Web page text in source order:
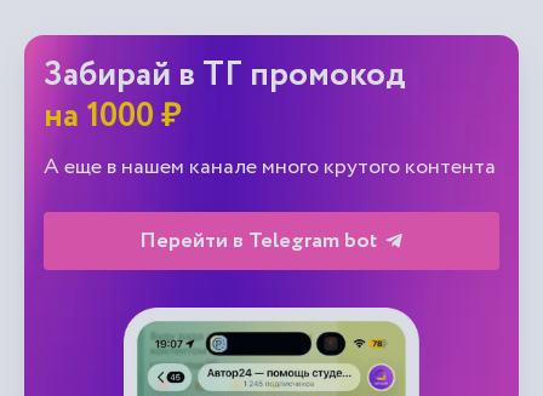
Забирай в ТГ промокод
на 1000 ₽
А еще в нашем канале много крутого контента
Перейти в Telegram bot